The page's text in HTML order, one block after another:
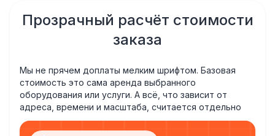
Прозрачный расчёт стоимости
заказа
Мы не прячем доплаты мелким шрифтом. Базовая
стоимость это сама аренда выбранного
оборудования или услуги. А всё, что зависит от
адреса, времени и масштаба, считается отдельно